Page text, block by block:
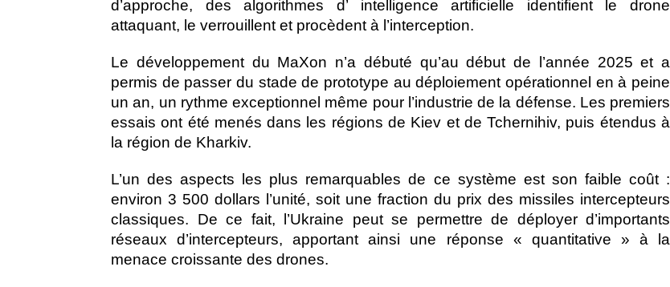
d’approche, des algorithmes d’ intelligence artificielle identifient le drone
attaquant, le verrouillent et procèdent à l’interception.
Le développement du MaXon n’a débuté qu’au début de l’année 2025 et a
permis de passer du stade de prototype au déploiement opérationnel en à peine
un an, un rythme exceptionnel même pour l’industrie de la défense. Les premiers
essais ont été menés dans les régions de Kiev et de Tchernihiv, puis étendus à
la région de Kharkiv.
L’un des aspects les plus remarquables de ce système est son faible coût :
environ 3 500 dollars l’unité, soit une fraction du prix des missiles intercepteurs
classiques. De ce fait, l’Ukraine peut se permettre de déployer d’importants
réseaux d’intercepteurs, apportant ainsi une réponse « quantitative » à la
menace croissante des drones.